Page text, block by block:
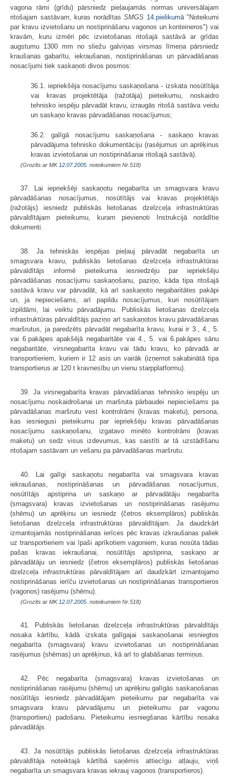
vagona rāmi (grīdu) pārsniedz pieļaujamās normas universālajam
ritošajam sastāvam, kuras norādītas SMGS 14.pielikumā"Noteikumi
par kravu izvietošanu un nostiprināšanu vagonos un konteineros") vai
kravām, kuru izmēri pēc izvietošanas ritošajā sastāvā ar grīdas
augstumu 1300 mm no sliežu galviņas virsmas līmeņa pārsniedz
kraušanas gabarītu, iekraušanas, nostiprināšanas un pārvadāšanas
nosacījumi tiek saskaņoti divos posmos:
36.1. iepriekšēja nosacījumu saskaņošana - izskata nosūtītāja
vai kravas projektētāja (ražotāja) pieteikumu, noskaidro
tehnisko iespēju pārvadāt kravu, izraugās ritošā sastāva veidu
un saskaņo kravas pārvadāšanas nosacījumus;
36.2. galīgā nosacījumu saskaņošana - saskaņo kravas
pārvadājuma tehnisko dokumentāciju (rasējumus un aprēķinus
kravas izvietošanai un nostiprināšanai ritošajā sastāvā).
(Grozīts ar MK 12.07.2005. noteikumiem Nr.518)
37. Lai iepriekšēji saskaņotu negabarīta un smagsvara kravu
pārvadāšanas nosacījumus, nosūtītājs vai kravas projektētājs
(ražotājs) iesniedz publiskās lietošanas dzelzceļa infrastruktūras
pārvaldītājam pieteikumu, kuram pievienoti Instrukcijā norādītie
dokumenti.
38. Ja tehniskās iespējas pieļauj pārvadāt negabarīta un
smagsvara kravu, publiskās lietošanas dzelzceļa infrastruktūras
pārvaldītājs informē pieteikuma iesniedzēju par iepriekšēju
pārvadāšanas nosacījumu saskaņošanu, paziņo, kāda tipa ritošajā
sastāvā kravu var pārvadāt, kā arī saskaņoto negabaritātes pakāpi
un, ja nepieciešams, arī papildu nosacījumus, kuri nosūtītājam
izpildāmi, lai veiktu pārvadājumu. Publiskās lietošanas dzelzceļa
infrastruktūras pārvaldītājs paziņo arī saskaņotos kravu pārvadāšanas
maršrutus, ja paredzēts pārvadāt negabarīta kravu, kurai ir 3., 4., 5.
vai 6.pakāpes apakšējā negabaritāte vai 4., 5. vai 6.pakāpes sānu
negabaritāte, virsnegabarīta kravu vai tādu kravu, ko pārvadā ar
transportieriem, kuriem ir 12 asis un vairāk (izņemot sakabinātā tipa
transportierus ar 120 t kravnesību un vienu starpplatformu).
39. Ja virsnegabarīta kravas pārvadāšanas tehnisko iespēju un
nosacījumu noskaidrošanai un maršruta pārbaudei nepieciešams pa
pārvadāšanas maršrutu vest kontrolrāmi (kravas maketu), persona,
kas iesniegusi pieteikumu par iepriekšēju kravas pārvadāšanas
nosacījumu saskaņošanu, izgatavo minēto kontrolrāmi (kravas
maketu) un sedz visus izdevumus, kas saistīti ar tā uzstādīšanu
ritošajam sastāvam un vešanu pa pārvadāšanas maršrutu.
40. Lai galīgi saskaņotu negabarīta vai smagsvara kravas
iekraušanas, nostiprināšanas un pārvadāšanas nosacījumus,
nosūtītājs apstiprina un saskaņo ar pārvadātāju negabarīta
(smagsvara) kravas izvietošanas un nostiprināšanas rasējumu
(shēmu) un aprēķinu un iesniedz (četros eksemplāros) publiskās
lietošanas dzelzceļa infrastruktūras pārvaldītājam. Ja daudzkārt
izmantojamās nostiprināšanas ierīces pēc kravas izkraušanas paliek
uz transportieriem vai īpaši aprīkotiem vagoniem, kuras nosūta tādas
pašas kravas iekraušanai, nosūtītājs apstiprina, saskaņo ar
pārvadātāju un iesniedz (četros eksemplāros) publiskās lietošanas
dzelzceļa infrastruktūras pārvaldītājam arī daudzkārt izmantojamo
nostiprināšanas ierīču izvietošanas un nostiprināšanas transportieros
(vagonos) rasējumu (shēmu).
(Grozīts ar MK 12.07.2005. noteikumiem Nr.518)
41. Publiskās lietošanas dzelzceļa infrastruktūras pārvaldītājs
nosaka kārtību, kādā izskata galīgajai saskaņošanai iesniegtos
negabarīta (smagsvara) kravu izvietošanas un nostiprināšanas
rasējumus (shēmas) un aprēķinus, kā arī to glabāšanas termiņus.
42. Pēc negabarīta (smagsvara) kravas izvietošanas un
nostiprināšanas rasējumu (shēmu) un aprēķinu galīgās saskaņošanas
nosūtītājs iesniedz pārvadātājam pieteikumu par negabarīta vai
smagsvara kravu pārvadājumu un pieteikumu par vagonu
(transportieru) padošanu. Pieteikumu iesniegšanas kārtību nosaka
pārvadātājs.
43. Ja nosūtītājs publiskās lietošanas dzelzceļa infrastruktūras
pārvaldītāja noteiktajā kārtībā saņēmis attiecīgu atļauju, viņš
negabarīta un smagsvara kravas iekrauj vagonos (transportieros).